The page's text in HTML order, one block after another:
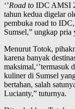
‘’Road to IDC AMSI
tahun kedua digelar
pembuka road to
Sumsel,” ungkap
Menurut Totok,
karena banyak
maksimal,‘’termasuk
kuliner di Sumsel
bertahan, salah
Lucianty,” tuturnya.